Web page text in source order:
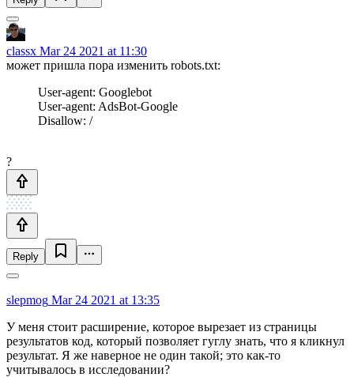
classx Mar 24 2021 at 11:30
может пришла пора изменить robots.txt:
User-agent: Googlebot
User-agent: AdsBot-Google
Disallow: /
?
Reply
slepmog Mar 24 2021 at 13:35
У меня стоит расширение, которое вырезает из страницы
результатов код, который позволяет гуглу знать, что я кликнул
результат. Я же наверное не один такой; это как-то
учитывалось в исследовании?